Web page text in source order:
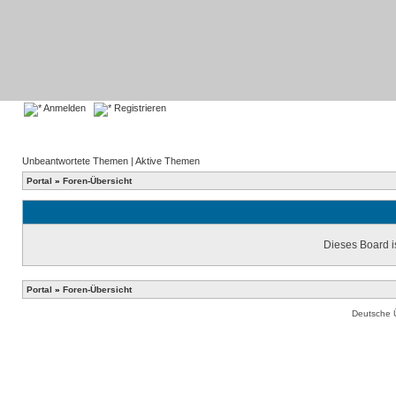
Anmelden Registrieren
Unbeantwortete Themen | Aktive Themen
Portal » Foren-Übersicht
Dieses Board
Portal » Foren-Übersicht
Deutsche